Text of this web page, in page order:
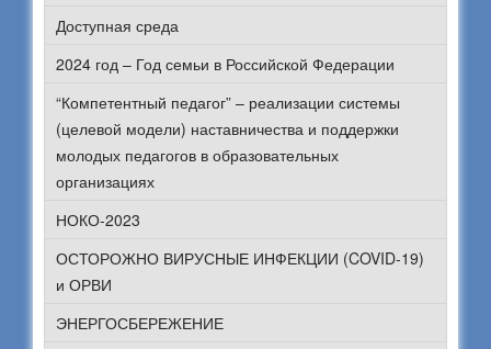
Доступная среда
2024 год – Год семьи в Российской Федерации
“Компетентный педагог” – реализации системы
(целевой модели) наставничества и поддержки
молодых педагогов в образовательных
организациях
НОКО-2023
ОСТОРОЖНО ВИРУСНЫЕ ИНФЕКЦИИ (COVID-19)
и ОРВИ
ЭНЕРГОСБЕРЕЖЕНИЕ